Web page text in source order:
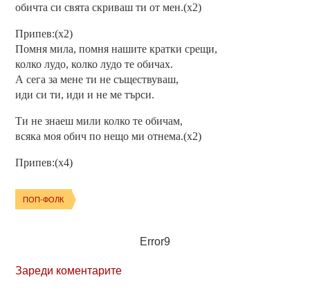
обичта си свята скриваш ти от мен.(x2)
Припев:(x2)
Помня мила, помня нашите кратки срещи,
колко лудо, колко лудо те обичах.
А сега за мене ти не съществуваш,
иди си ти, иди и не ме търси.
Ти не знаеш мили колко те обичам,
всяка моя обич по нещо ми отнема.(x2)
Припев:(x4)
ПОП-ФОЛК
Error9
Зареди коментарите